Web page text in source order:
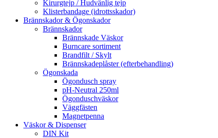
Kirurgtejp / Hudvänlig tejp
Klisterbandage (idrottsskador)
Brännskador & Ögonskador
Brännskador
Brännskade Väskor
Burncare sortiment
Brandfilt / Skylt
Brännskadeplåster (efterbehandling)
Ögonskada
Ögondusch spray
pH-Neutral 250ml
Ögonduschväskor
Väggfästen
Magnetpenna
Väskor & Dispenser
DIN Kit